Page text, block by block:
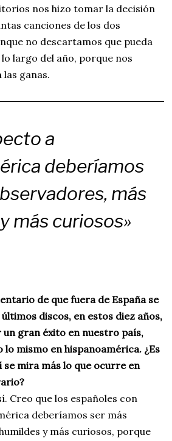
nos hizo tomar la decisión
canciones de los dos
no descartamos que pueda
largo del año, porque nos
ganas.
a
deberíamos
más
más curiosos»
de que fuera de España se
discos, en estos diez años,
un gran éxito en nuestro país,
mismo en hispanoamérica. ¿Es
se mira más lo que ocurre en
Creo que los españoles con
deberíamos ser más
y más curiosos, porque